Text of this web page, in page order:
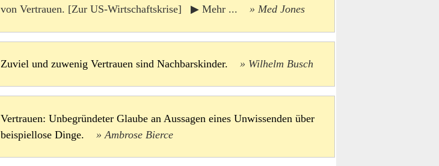
von Vertrauen. [Zur US-Wirtschaftskrise] ▶ Mehr ...
Med Jones
Zuviel und zuwenig Vertrauen sind Nachbarskinder. Wilhelm Busch
Vertrauen: Unbegründeter Glaube an Aussagen eines Unwissenden über
beispiellose Dinge.
Ambrose Bierce